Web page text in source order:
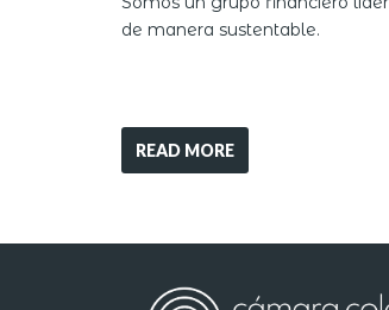
de manera sustentable.
READ MORE